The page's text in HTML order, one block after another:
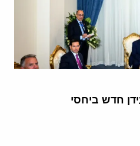
חדש ביחסי